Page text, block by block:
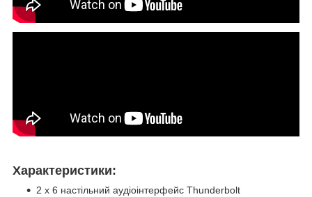
Характеристики:
2 x 6 настільний аудіоінтерфейс Thunderbolt